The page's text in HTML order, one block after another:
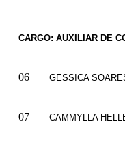
CARGO: AUXILIAR DE
06 GESSICA
07 CAMMYLLA